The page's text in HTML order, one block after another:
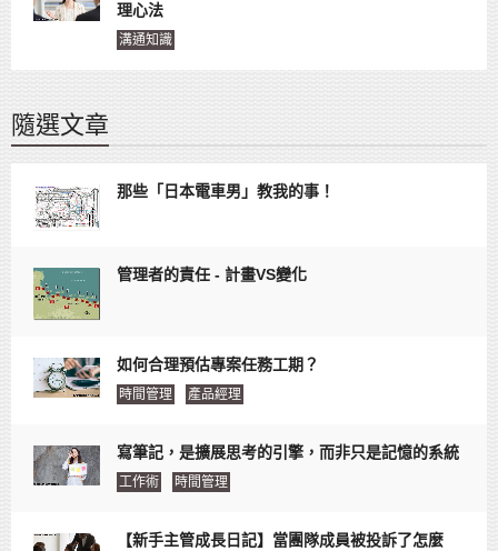
理心法
溝通知識
隨選文章
那些「日本電車男」教我的事！
管理者的責任 - 計畫VS變化
如何合理預估專案任務工期？
時間管理 產品經理
寫筆記，是擴展思考的引擎，而非只是記憶的系統
工作術 時間管理
【新手主管成長日記】當團隊成員被投訴了怎麼